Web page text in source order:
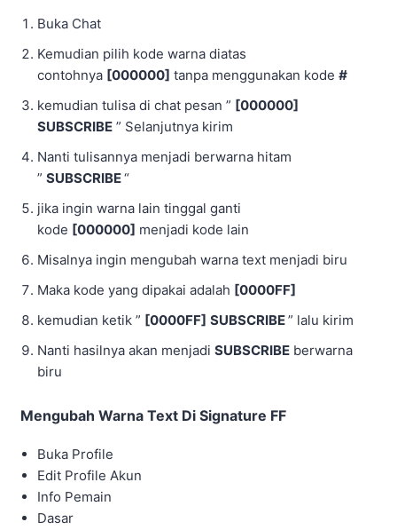
Buka Chat
Kemudian pilih kode warna diatas
contohnya [000000] tanpa menggunakan kode#
kemudian tulisa di chat pesan ” [000000]
SUBSCRIBE ” Selanjutnya kirim
Nanti tulisannya menjadi berwarna hitam
”SUBSCRIBE“
jika ingin warna lain tinggal ganti
kode [000000] menjadi kode lain
Misalnya ingin mengubah warna text menjadi biru
Maka kode yang dipakai adalah [0000FF]
kemudian ketik ” [0000FF] SUBSCRIBE” lalu kirim
Nanti hasilnya akan menjadiSUBSCRIBE berwarna
biru
Mengubah Warna Text Di Signature FF
Buka Profile
Edit Profile Akun
Info Pemain
Dasar